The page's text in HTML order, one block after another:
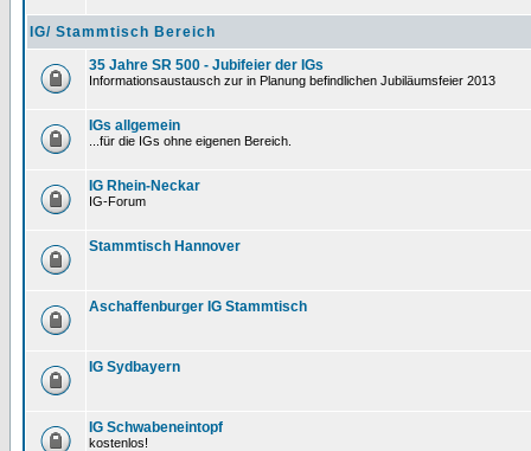
IG/ Stammtisch Bereich
35 Jahre SR 500 - Jubifeier der IGs
Informationsaustausch zur in Planung befindlichen Jubiläumsfeier 2013
IGs allgemein
...für die IGs ohne eigenen Bereich.
IG Rhein-Neckar
IG-Forum
Stammtisch Hannover
Aschaffenburger IG Stammtisch
IG Sydbayern
IG Schwabeneintopf
kostenlos!